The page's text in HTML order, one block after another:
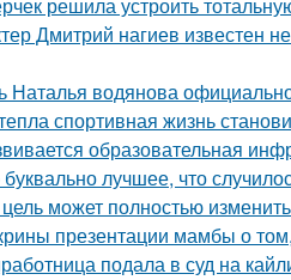
Дмитрий нагиев известен
Наталья водянова
спортивная жизнь
образовательная
лучшее, что
может полностью
презентации мамбы о
подала в суд на